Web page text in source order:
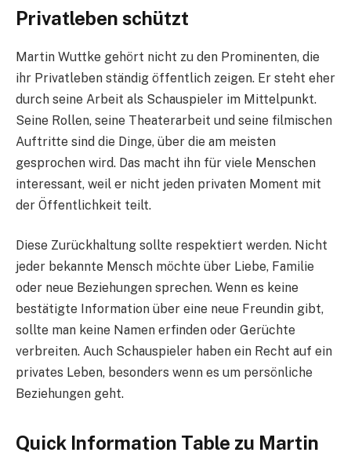
Privatleben schützt
Martin Wuttke gehört nicht zu den Prominenten, die
ihr Privatleben ständig öffentlich zeigen. Er steht eher
durch seine Arbeit als Schauspieler im Mittelpunkt.
Seine Rollen, seine Theaterarbeit und seine filmischen
Auftritte sind die Dinge, über die am meisten
gesprochen wird. Das macht ihn für viele Menschen
interessant, weil er nicht jeden privaten Moment mit
der Öffentlichkeit teilt.
Diese Zurückhaltung sollte respektiert werden. Nicht
jeder bekannte Mensch möchte über Liebe, Familie
oder neue Beziehungen sprechen. Wenn es keine
bestätigte Information über eine neue Freundin gibt,
sollte man keine Namen erfinden oder Gerüchte
verbreiten. Auch Schauspieler haben ein Recht auf ein
privates Leben, besonders wenn es um persönliche
Beziehungen geht.
Quick Information Table zu Martin